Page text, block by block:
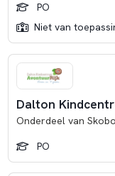
PO
Niet van
Dalton
Onderdeel van
PO